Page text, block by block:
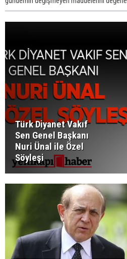
Türk Diyanet Vakıf
Sen Genel Başkanı
Nuri Ünal ile Özel
Söyleşi